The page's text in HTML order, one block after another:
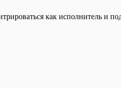
как исполнитель и